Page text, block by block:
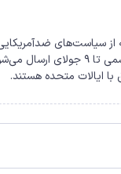
ایالات متحده هستند.